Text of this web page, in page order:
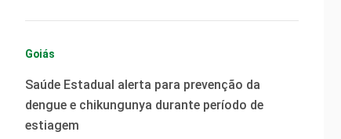
Goiás
Saúde Estadual alerta para prevenção da
dengue e chikungunya durante período de
estiagem